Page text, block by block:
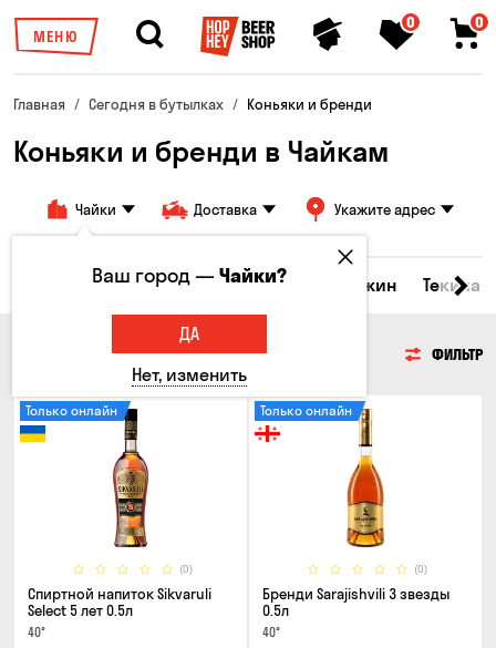
МЕНЮ
0 0
Главная Сегодня в бутылках Коньяки и бренди
Коньяки и бренди в Чайкам
Чайки Доставка Укажите адрес
и настойки Коньяки и бренди Джин Текила
КОНЬЯКИ И БРЕНДИ ФИЛЬТР
(0)
Только онлайн
Спиртной напиток Sikvaruli
Select 5 лет 0.5л
40°
(0)
Только онлайн
Бренди Sarajishvili 3 звезды
0.5л
40°
Ваш город —Чайки?
ДА
Нет, изменить